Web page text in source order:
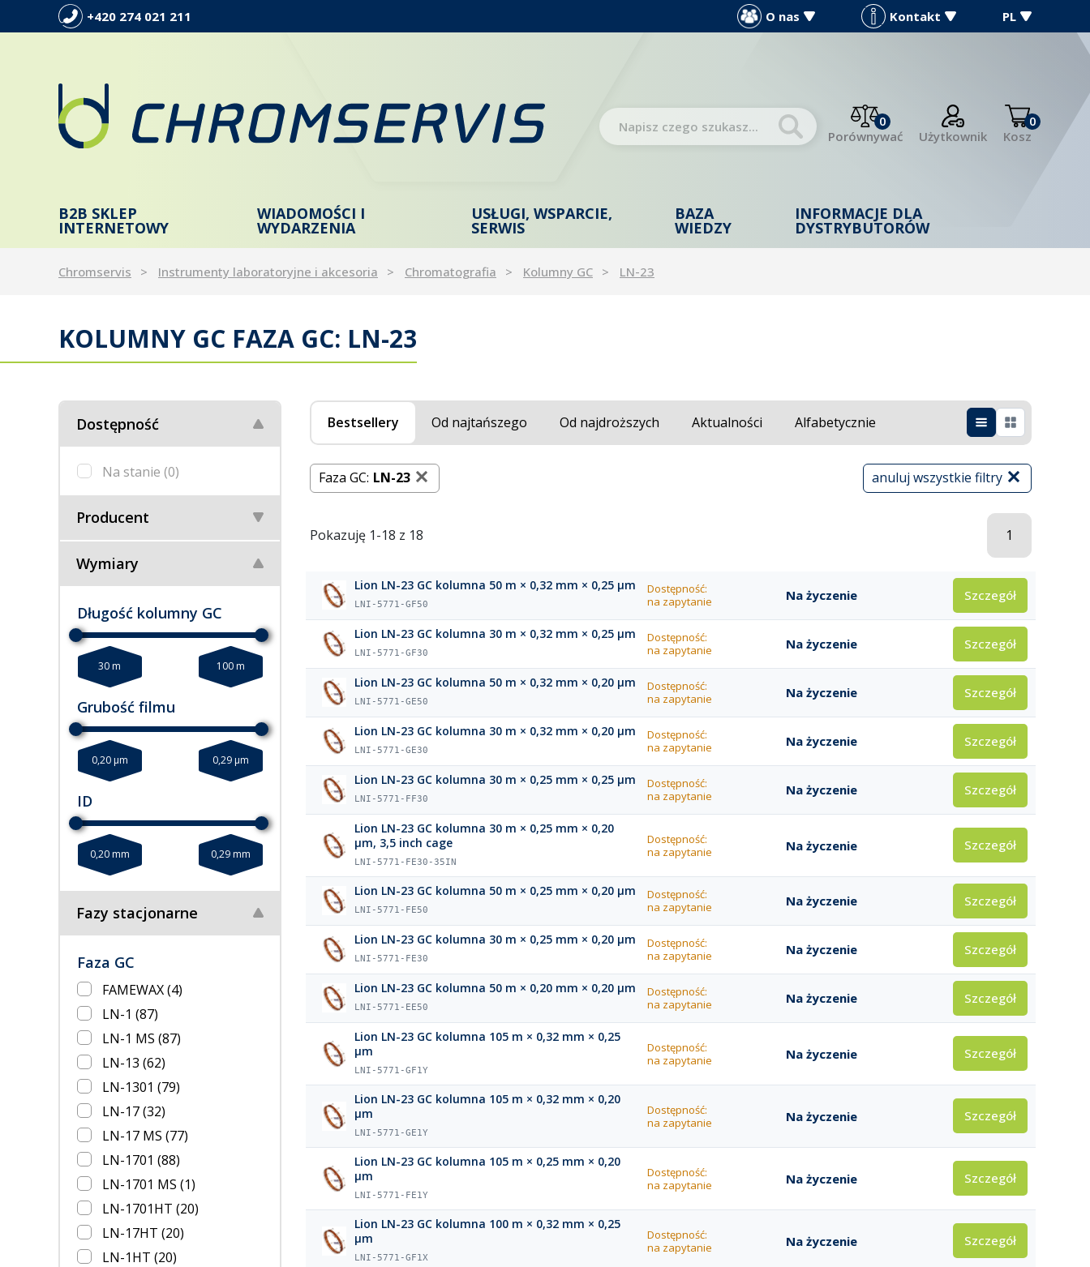
+420 274 021 211 O nas Kontakt PL
0
Porównywać
Użytkownik
0
Kosz
B2B SKLEP
INTERNETOWY
WIADOMOŚCI I
WYDARZENIA
USŁUGI, WSPARCIE,
SERWIS
BAZA
WIEDZY
INFORMACJE DLA
DYSTRYBUTORÓW
Chromservis Instrumenty laboratoryjne i akcesoria Chromatografia Kolumny GC LN-23
KOLUMNY GC FAZA GC: LN-23
Dostępność
Na stanie (0)
Producent
Wymiary
Długość kolumny GC
30 m 100 m
Grubość filmu
0,20 µm 0,29 µm
ID
0,20 mm 0,29 mm
Fazy stacjonarne
Faza GC
FAMEWAX(4)
LN-1 (87)
LN-1 MS (87)
LN-13 (62)
LN-1301 (79)
LN-17(32)
LN-17 MS (77)
LN-1701 (88)
LN-1701 MS (1)
LN-1701HT (20)
LN-17HT (20)
LN-1HT (20)
Bestsellery Od najtańszego Od najdroższych Aktualności Alfabetycznie
anuluj wszystkie filtry
Faza GC: LN-23
Pokazuję 1-18 z 18 1
Lion LN-23 GC kolumna 50 m × 0,32 mm × 0,25 µm
LNI-5771-GF50
Dostępność:
na zapytanie
Na życzenie Szczegół
Lion LN-23 GC kolumna 30 m × 0,32 mm × 0,25 µm
LNI-5771-GF30
Dostępność:
na zapytanie
Na życzenie Szczegół
Lion LN-23 GC kolumna 50 m × 0,32 mm × 0,20 µm
LNI-5771-GE50
Dostępność:
na zapytanie
Na życzenie Szczegół
Lion LN-23 GC kolumna 30 m × 0,32 mm × 0,20 µm
LNI-5771-GE30
Dostępność:
na zapytanie
Na życzenie Szczegół
Lion LN-23 GC kolumna 30 m × 0,25 mm × 0,25 µm
LNI-5771-FF30
Dostępność:
na zapytanie
Na życzenie Szczegół
Lion LN-23 GC kolumna 30 m × 0,25 mm × 0,20
µm, 3,5 inch cage
LNI-5771-FE30-35IN
Dostępność:
na zapytanie
Na życzenie Szczegół
Lion LN-23 GC kolumna 50 m × 0,25 mm × 0,20 µm
LNI-5771-FE50
Dostępność:
na zapytanie
Na życzenie Szczegół
Lion LN-23 GC kolumna 30 m × 0,25 mm × 0,20 µm
LNI-5771-FE30
Dostępność:
na zapytanie
Na życzenie Szczegół
Lion LN-23 GC kolumna 50 m × 0,20 mm × 0,20 µm
LNI-5771-EE50
Dostępność:
na zapytanie
Na życzenie Szczegół
Lion LN-23 GC kolumna 105 m × 0,32 mm × 0,25
µm
LNI-5771-GF1Y
Dostępność:
na zapytanie
Na życzenie Szczegół
Lion LN-23 GC kolumna 105 m × 0,32 mm × 0,20
µm
LNI-5771-GE1Y
Dostępność:
na zapytanie
Na życzenie Szczegół
Lion LN-23 GC kolumna 105 m × 0,25 mm × 0,20
µm
LNI-5771-FE1Y
Dostępność:
na zapytanie
Na życzenie Szczegół
Lion LN-23 GC kolumna 100 m × 0,32 mm × 0,25
µm
LNI-5771-GF1X
Dostępność:
na zapytanie
Na życzenie Szczegół